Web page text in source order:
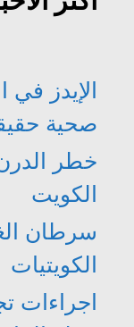
الإيدز
صحية
خطر
الكويت
سرطان
الكويتيات
اجراءات